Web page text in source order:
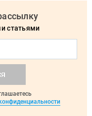
статьями